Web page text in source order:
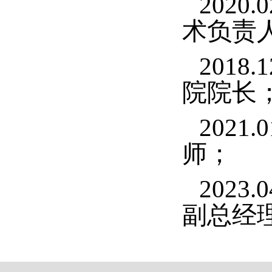
术负责
院院长
师；
副总经